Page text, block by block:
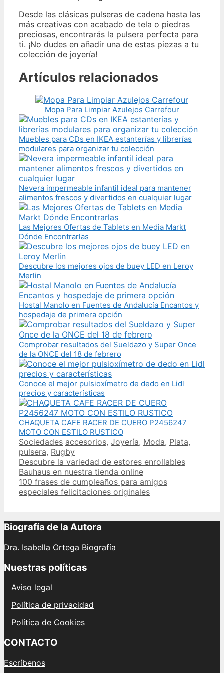
Desde las clásicas pulseras de cadena hasta las
más creativas con acabado de tela o piedras
preciosas, encontrarás la pulsera perfecta para
ti. ¡No dudes en añadir una de estas piezas a tu
colección de joyería!
Artículos relacionados
Mopa Para Limpiar Azulejos Carrefour
Muebles para CDs en IKEA estanterías y librerías
modulares para organizar tu colección
Nevera impermeable infantil ideal para mantener
alimentos frescos y divertidos en cualquier lugar
Las Mejores Ofertas de Tablets en Media Markt
Dónde Encontrarlas
Descubre los mejores ojos de buey LED en Leroy
Merlin
Hostal Manolo en Fuentes de Andalucía Encantos y
hospedaje de primera opción
Comprobar resultados del Sueldazo y Super Once
de la ONCE del 18 de febrero
Conoce el mejor pulsioxímetro de dedo en Lidl
precios y características
CHAQUETA CAFE RACER DE CUERO P2456247
MOTO CON ESTILO RUSTICO
Categories
Sociedades Tags
accesorios, Joyería, Moda, Plata,
pulsera, Rugby
Post
navigation
Descubre la variedad de estores enrollables
Bauhaus en nuestra tienda online
100 frases de cumpleaños para amigos
especiales felicitaciones originales
Biografía de la Autora
Dra. Isabella Ortega Biografía
Nuestras políticas
Aviso legal
Política de privacidad
Política de Cookies
CONTACTO
Escríbenos